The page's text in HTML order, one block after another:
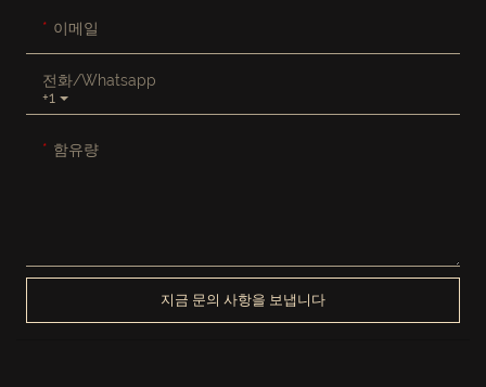
이메일
+1
전화/whatsapp
함유량
지금 문의 사항을 보냅니다